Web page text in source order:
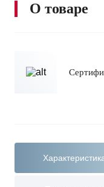
О товаре